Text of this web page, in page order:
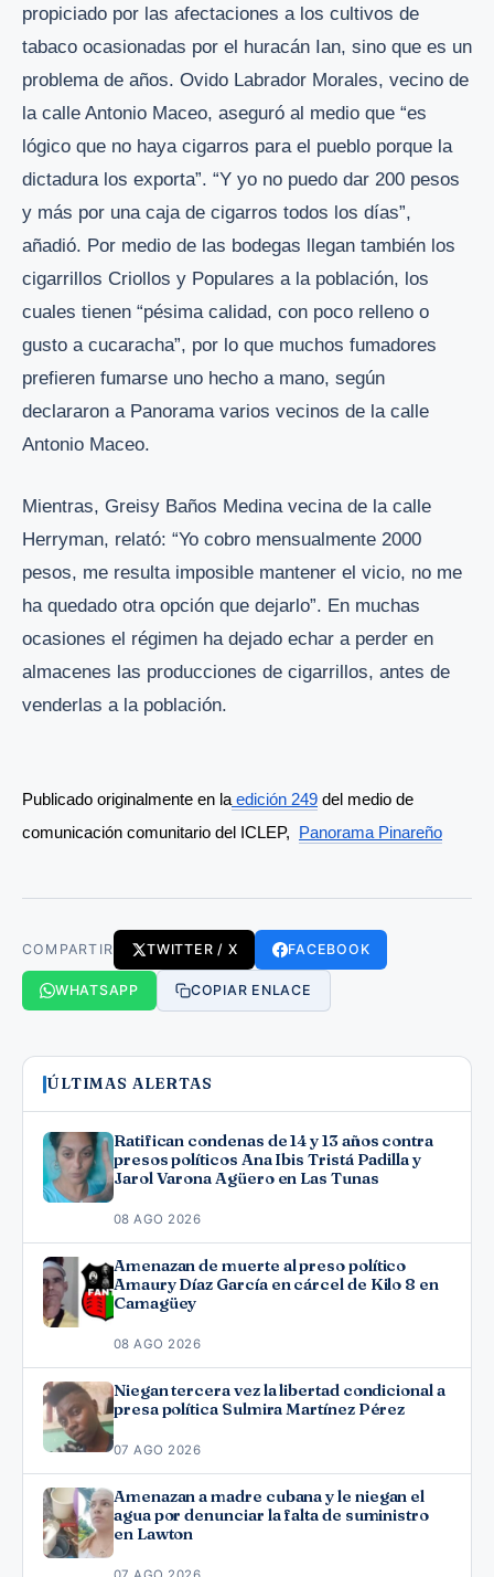
propiciado por las afectaciones a los cultivos de
tabaco ocasionadas por el huracán Ian, sino que es un
problema de años. Ovido Labrador Morales, vecino de
la calle Antonio Maceo, aseguró al medio que “es
lógico que no haya cigarros para el pueblo porque la
dictadura los exporta”. “Y yo no puedo dar 200 pesos
y más por una caja de cigarros todos los días”,
añadió. Por medio de las bodegas llegan también los
cigarrillos Criollos y Populares a la población, los
cuales tienen “pésima calidad, con poco relleno o
gusto a cucaracha”, por lo que muchos fumadores
prefieren fumarse uno hecho a mano, según
declararon a Panorama varios vecinos de la calle
Antonio Maceo.
Mientras, Greisy Baños Medina vecina de la calle
Herryman, relató: “Yo cobro mensualmente 2000
pesos, me resulta imposible mantener el vicio, no me
ha quedado otra opción que dejarlo”. En muchas
ocasiones el régimen ha dejado echar a perder en
almacenes las producciones de cigarrillos, antes de
venderlas a la población.
Publicado originalmente en la edición 249 del medio de
comunicación comunitario del ICLEP,
Panorama Pinareño
COMPARTIR TWITTER / X FACEBOOK
WHATSAPP COPIAR ENLACE
ÚLTIMAS ALERTAS
Ratifican condenas de 14 y 13 años contra
presos políticos Ana Ibis Tristá Padilla y
Jarol Varona Agüero en Las Tunas
08 AGO 2026
Amenazan de muerte al preso político
Amaury Díaz García en cárcel de Kilo 8 en
Camagüey
08 AGO 2026
Niegan tercera vez la libertad condicional a
presa política Sulmira Martínez Pérez
07 AGO 2026
Amenazan a madre cubana y le niegan el
agua por denunciar la falta de suministro
en Lawton